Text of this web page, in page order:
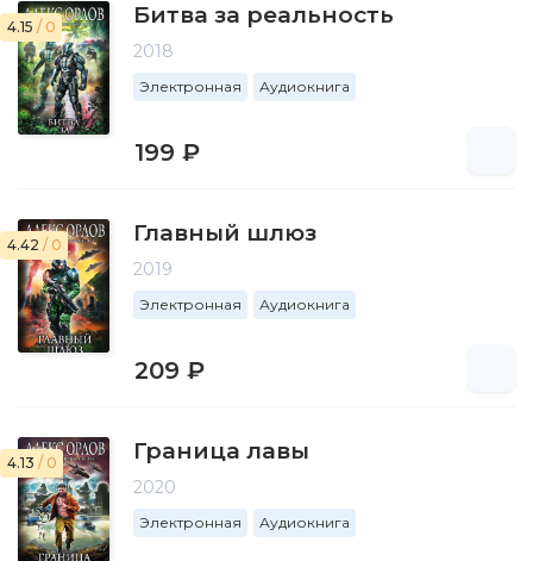
4.15 / 0 Битва за реальность
2018
Электронная Аудиокнига
199 ₽
4.42 / 0 Главный шлюз
2019
Электронная Аудиокнига
209 ₽
4.13 / 0 Граница лавы
2020
Электронная Аудиокнига